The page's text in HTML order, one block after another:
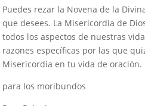
Puedes rezar la Novena de la
que desees. La Misericordia de
todos los aspectos de nuestras
razones específicas por las que
Misericordia en tu vida de oración.
para los moribundos